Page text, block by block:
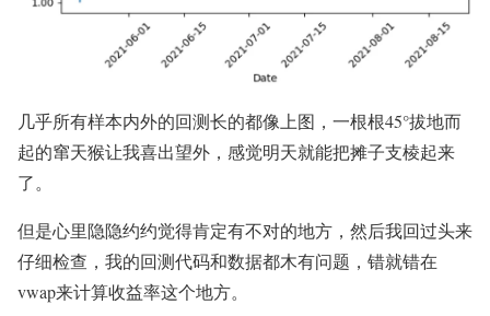
几乎所有样本内外的回测长的都像上图，一根根45°拔地而
起的窜天猴让我喜出望外，感觉明天就能把摊子支棱起来
了。
但是心里隐隐约约觉得肯定有不对的地方，然后我回过头来
仔细检查，我的回测代码和数据都木有问题，错就错在
vwap来计算收益率这个地方。